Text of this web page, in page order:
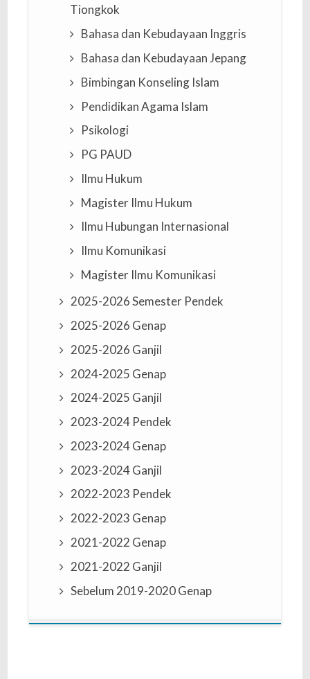
Tiongkok
Bahasa dan Kebudayaan Inggris
Bahasa dan Kebudayaan Jepang
Bimbingan Konseling Islam
Pendidikan Agama Islam
Psikologi
PG PAUD
Ilmu Hukum
Magister Ilmu Hukum
Ilmu Hubungan Internasional
Ilmu Komunikasi
Magister Ilmu Komunikasi
2025-2026 Semester Pendek
2025-2026 Genap
2025-2026 Ganjil
2024-2025 Genap
2024-2025 Ganjil
2023-2024 Pendek
2023-2024 Genap
2023-2024 Ganjil
2022-2023 Pendek
2022-2023 Genap
2021-2022 Genap
2021-2022 Ganjil
Sebelum 2019-2020 Genap